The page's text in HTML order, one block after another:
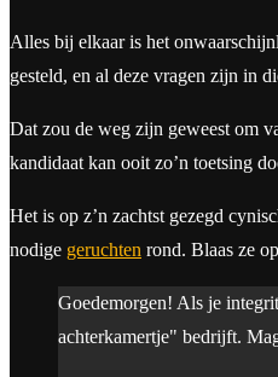
Alles bij elkaar is het
gesteld, en al deze vragen zijn in
Dat zou de weg zijn geweest om
kandidaat kan ooit zo’n toetsing
Het is op z’n zachtst gezegd
nodige geruchten rond. Blaas ze
Goedemorgen! Als je
achterkamertje" bedrijft.